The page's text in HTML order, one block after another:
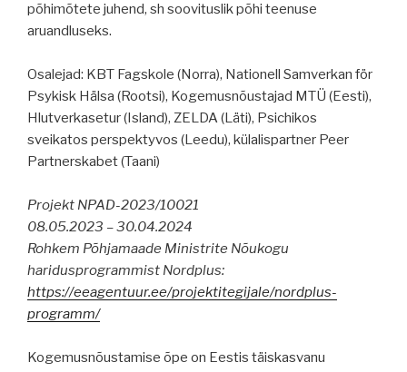
põhimõtete juhend, sh soovituslik põhi teenuse
aruandluseks.
Osalejad: KBT Fagskole (Norra), Nationell Samverkan för
Psykisk Hälsa (Rootsi), Kogemusnõustajad MTÜ (Eesti),
Hlutverkasetur (Island), ZELDA (Läti), Psichikos
sveikatos perspektyvos (Leedu), külalispartner Peer
Partnerskabet (Taani)
Projekt NPAD-2023/10021
08.05.2023 – 30.04.2024
Rohkem Põhjamaade Ministrite Nõukogu
haridusprogrammist Nordplus:
https://eeagentuur.ee/projektitegijale/nordplus-
programm/
Kogemusnõustamise õpe on Eestis täiskasvanu